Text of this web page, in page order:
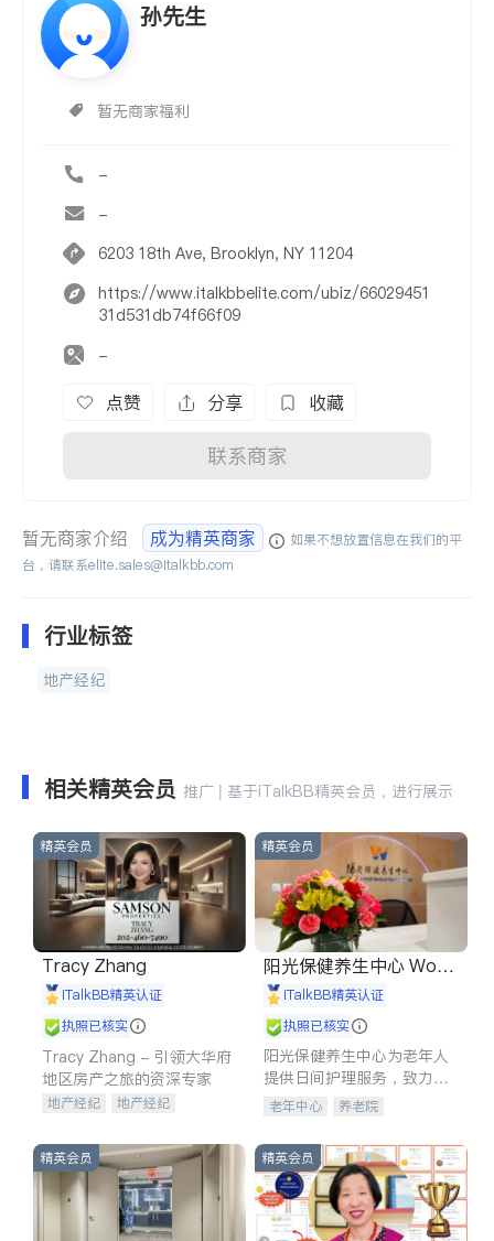
孙先生
暂无商家福利
-
-
6203 18th Ave, Brooklyn, NY 11204
https://www.italkbbelite.com/ubiz/66029451
31d531db74f66f09
-
点赞 分享 收藏
联系商家
暂无商家介绍 成为精英商家
如果不想放置信息在我们的平
台，请联系elite.sales@italkbb.com
行业标签
地产经纪
相关精英会员 推广 | 基于iTalkBB精英会员，进行展示
精英会员
Tracy Zhang
iTalkBB精英认证
执照已核实
Tracy Zhang - 引领大华府
地区房产之旅的资深专家
地产经纪
地产经纪
商铺租售
开发商建商
精英会员
阳光保健养生中心 World
shine
iTalkBB精英认证
执照已核实
阳光保健养生中心为老年人
提供日间护理服务，致力于
通过持续的护理创新来有效
老年中心 养老院
精英会员 精英会员